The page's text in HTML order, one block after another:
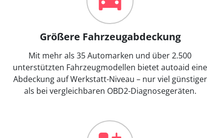
Größere Fahrzeugabdeckung
Mit mehr als 35 Automarken und über 2.500
unterstützten Fahrzeugmodellen bietet autoaid eine
Abdeckung auf Werkstatt-Niveau – nur viel günstiger
als bei vergleichbaren OBD2-Diagnosegeräten.